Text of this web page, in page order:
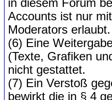
in diesem Forum
Accounts ist nur
Moderators erlaubt.
(6) Eine
(Texte, Grafiken
nicht gestattet.
(7) Ein Verstoß
bewirkt die in § 4